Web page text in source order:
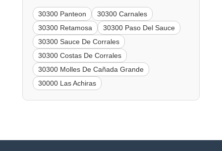
30300 Panteon
30300 Carnales
30300 Retamosa
30300 Paso Del Sauce
30300 Sauce De Corrales
30300 Costas De Corrales
30300 Molles De Cañada Grande
30000 Las Achiras